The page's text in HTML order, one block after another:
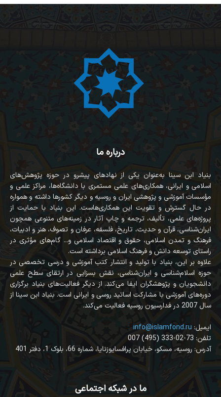
درباره ما
بنیاد ابن سینا به‌عنوان یکی از نهادهای پیشرو در حوزه پژوهش‌های
اسلامی و ایرانی، همکاری‌های علمی مستمری با دانشگاه‌ها، مراکز علمی و
مؤسسات آموزشی و پژوهشی ایران و روسیه و دیگر کشورها داشته و همواره
در حال گسترش و تقویت این همکاری‌هاست. این بنیاد با حمایت از
پروژه‌های علمی، تألیف، ترجمه و چاپ آثار در زمینه‌های متنوعی همچون
ایران‌شناسی، قرآن‌ و حدیث، تاریخ، فلسفه، عرفان و تصوف، هنر و ادبیات،
فرهنگ و تمدن اسلامی، حقوق و اقتصاد اسلامی و... گام‌های مؤثری در
راستای توسعه دانش و فرهنگ اسلامی برداشته است.
علاوه بر این، بنیاد با تولید و انتشار کتب آموزشی و درسی تخصصی در
حوزه اسلام‌شناسی و ایران‌شناسی، نقش بسزایی در ارتقای سطح علمی
دانشجویان و پژوهشگران ایفا می‌کند. از دیگر فعالیت‌های بنیاد برگزاری
دوره‌های آموزشی با مشارکت اساتید روسی و ایرانی است. بنیاد ابن سینا از
سال 2007 در فدارسیون روسیه فعالیت می‌کند.
info@islamfond.ru :ایمیل
007 (495) 333-02-73 :تلفن
آدرس: روسیه، مسکو، خیابان پرافسایوزنایا، شماره 66، بلوک 1، دفتر 401
ما در شبکه اجتماعی